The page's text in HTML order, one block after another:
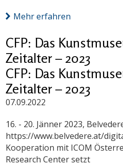
Mehr erfahren
CFP: Das
Zeitalter – 2023
CFP: Das
Zeitalter – 2023
07.09.2022
16. - 20. Jänner 2023,
https://www.belvedere.at/
Kooperation mit ICOM
Research Center setzt